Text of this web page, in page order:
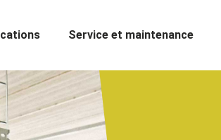
Service et maintenance